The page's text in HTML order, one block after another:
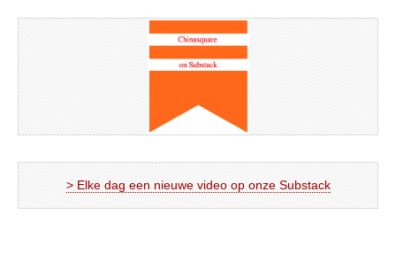
> Elke dag een nieuwe video op onze Substack